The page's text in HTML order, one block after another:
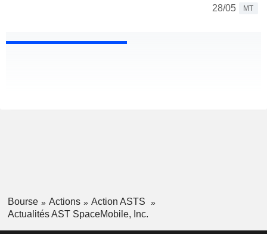
28/05
MT
Bourse Actions
Action ASTS
Actualités AST SpaceMobile, Inc.